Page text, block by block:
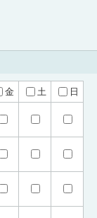
金 土
日